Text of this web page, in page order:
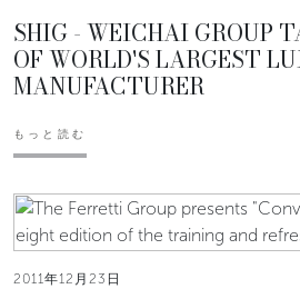
SHIG - WEICHAI GROUP
OF WORLD'S LARGEST
MANUFACTURER
もっと読む
2011年12月23日